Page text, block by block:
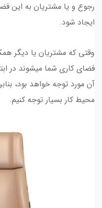
رجوع و یا مشتریان به این
ایجاد شود.
وقتی که مشتریان یا دیگر
فضای کاری شما میشوند در
آن مورد توجه خواهد بود،
محیط کار بسیار توجه کنیم.